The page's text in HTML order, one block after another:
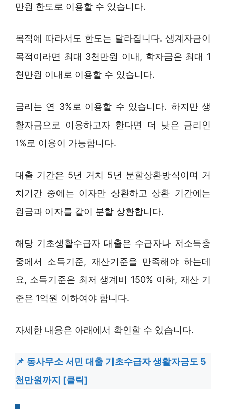
만원 한도로 이용할 수 있습니다.
목적에 따라서도 한도는 달라집니다. 생계자금이
목적이라면 최대 3천만원 이내, 학자금은 최대 1
천만원 이내로 이용할 수 있습니다.
금리는 연 3%로 이용할 수 있습니다. 하지만 생
활자금으로 이용하고자 한다면 더 낮은 금리인
1%로 이용이 가능합니다.
대출 기간은 5년 거치 5년 분할상환방식이며 거
치기간 중에는 이자만 상환하고 상환 기간에는
원금과 이자를 같이 분할 상환합니다.
해당 기초생활수급자 대출은 수급자나 저소득층
중에서 소득기준, 재산기준을 만족해야 하는데
요, 소득기준은 최저 생계비 150% 이하, 재산 기
준은 1억원 이하여야 합니다.
자세한 내용은 아래에서 확인할 수 있습니다.
동사무소 서민 대출 기초수급자 생활자금도 5
천만원까지 [클릭]